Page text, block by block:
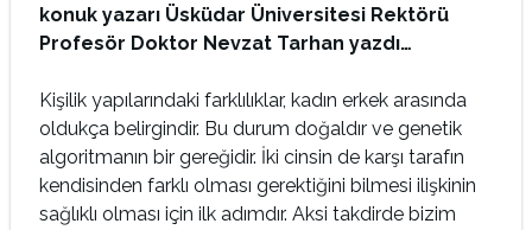
konuk yazarı Üsküdar Üniversitesi Rektörü
Profesör Doktor Nevzat Tarhan yazdı…
Kişilik yapılarındaki farklılıklar, kadın erkek arasında
oldukça belirgindir. Bu durum doğaldır ve genetik
algoritmanın bir gereğidir. İki cinsin de karşı tarafın
kendisinden farklı olması gerektiğini bilmesi ilişkinin
sağlıklı olması için ilk adımdır. Aksi takdirde bizim